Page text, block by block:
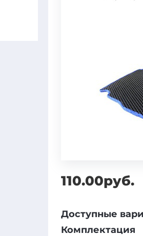
110.00руб.
Доступные
Комплектация